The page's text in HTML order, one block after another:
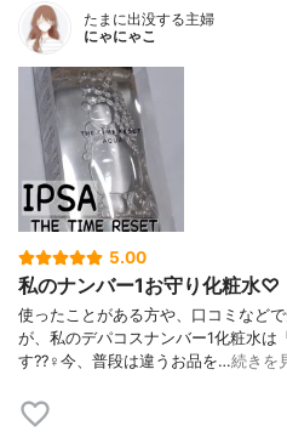
たまに出没する主婦
にゃにゃこ
5.00
私のナンバー1お守り化粧水♡
使ったことがある方や、口コミなど
が、私のデパコスナンバー1化粧水は
す??‍♀️今、普段は違うお品を…続きを